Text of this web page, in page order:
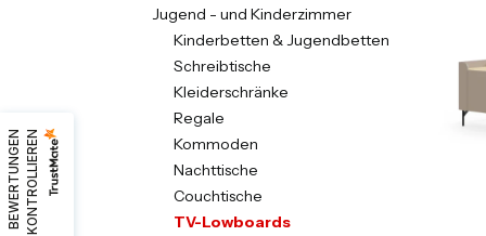
Jugend - und Kinderzimmer
Kinderbetten & Jugendbetten
Schreibtische
Kleiderschränke
Regale
Kommoden
Nachttische
Couchtische
TV-Lowboards
B
E
W
E
R
T
U
N
G
E
N
K
O
N
T
R
O
L
L
I
E
R
EN